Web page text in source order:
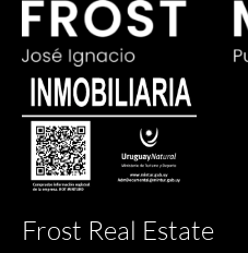
Frost Real Estate